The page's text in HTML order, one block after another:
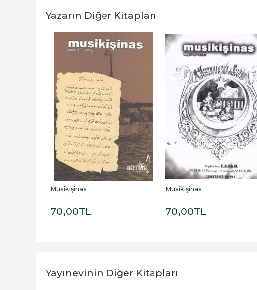
Yazarın Diğer Kitapları
Musikişinas
70,00TL
Musikişinas
70,00TL
Yayınevinin Diğer Kitapları